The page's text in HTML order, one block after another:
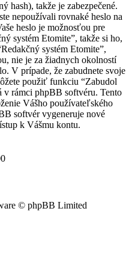
hash), takže je zabezpečené.
nepoužívali rovnaké heslo na
heslo je možnosťou pre
systém Etomite”, takže si ho,
systém Etomite”,
nie je za žiadnych okolností
V prípade, že zabudnete svoje
použiť funkciu “Zabudol
v rámci phpBB softvéru. Tento
Vášho používateľského
softvér vygeneruje nové
k Vášmu kontu.
© phpBB Limited